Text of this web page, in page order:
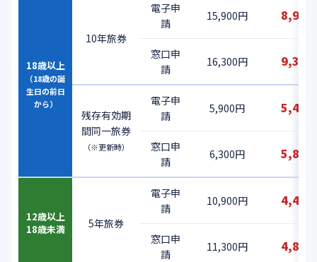
18歳以上
（18歳の誕
生日の前日
から）
10年旅券
電子申
請
15,900円 8,900
窓口申
請
16,300円 9,300
残存有効期
間同一旅券
（※更新時）
電子申
請
5,900円 5,400
窓口申
請
6,300円 5,800
12歳以上
18歳未満
5年旅券
電子申
請
10,900円 4,400
窓口申
請
11,300円 4,800